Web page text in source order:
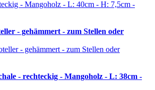
- gehämmert - zum Stellen oder
- rechteckig - Mangoholz - L: 38cm -